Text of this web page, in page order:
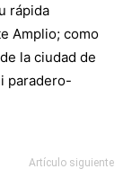
rápida
Amplio; como
la ciudad de
paradero-
Artículo siguiente